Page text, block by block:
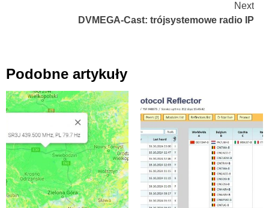
Reading
Next
DVMEGA-Cast: trójsystemowe radio IP
Podobne artykuły